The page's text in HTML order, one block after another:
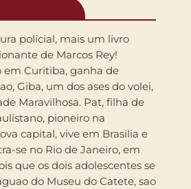
policial, mais um livro
de Marcos Rey!
em Curitiba, ganha de
Giba, um dos ases do volei,
Maravilhosa. Pat, filha de
pioneiro na
capital, vive em Brasilia e
se no Rio de Janeiro, em
que os dois adolescentes se
do Museu do Catete, sao